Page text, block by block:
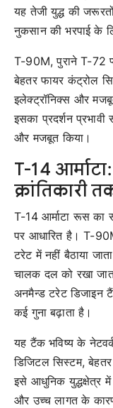
यह तेजी युद्ध की
नुकसान की भरपाई के
T-90M, पुराने T-72
बेहतर फायर कंट्रोल
इलेक्ट्रॉनिक्स और
इसका प्रदर्शन
और मजबूत किया।
T-14
क्रांतिकारी
T-14 आर्माटा रूस का
पर आधारित है। T-
टरेट में नहीं बैठाया
चालक दल को रखा
अनमैन्ड टरेट डिजाइन
कई गुना बढ़ाता है।
यह टैंक भविष्य के
डिजिटल सिस्टम,
इसे आधुनिक युद्धक्षेत्र
और उच्च लागत के